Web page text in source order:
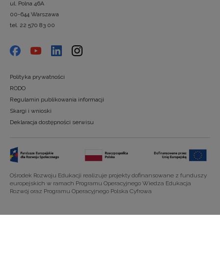
ul. Polna 46A
00-644 Warszawa
tel. 22 570 83 00
Polityka prywatności
RODO
Regulamin publikowania informacji
Skargi i wnioski
Deklaracja dostępności serwisu
Ośrodek Rozwoju Edukacji realizuje projekty dofinansowane z funduszy
europejskich w ramach Programu Operacyjnego Wiedza Edukacja
Rozwój oraz Programu Operacyjnego Polska Cyfrowa